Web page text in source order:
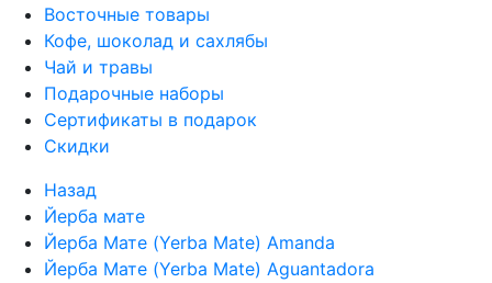
Восточные товары
Кофе, шоколад и сахлябы
Чай и травы
Подарочные наборы
Сертификаты в подарок
Скидки
Назад
Йерба мате
Йерба Мате (Yerba Mate) Amanda
Йерба Мате (Yerba Mate) Aguantadora